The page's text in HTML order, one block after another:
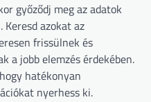
győződj meg az adatok
Keresd azokat az
frissülnek és
jobb elemzés érdekében.
hatékonyan
nyerhess ki.